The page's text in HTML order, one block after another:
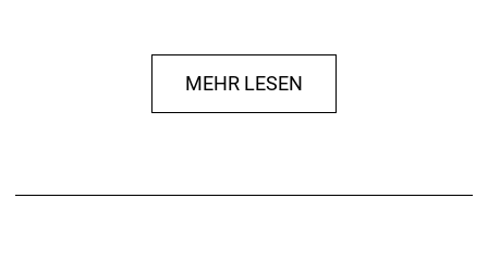
: TRP EVO PRO
: TRP RS05E
Bremsscheibe vorne: TRP RS05E
MEHR LESEN